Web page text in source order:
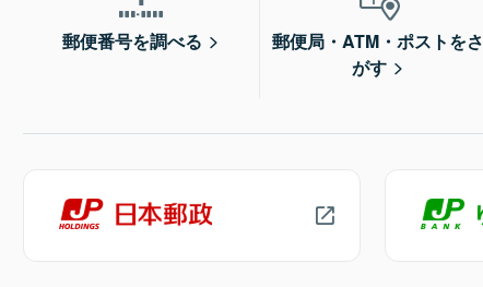
郵便番号を調べる
郵便局・ATM・ポストをさ
がす